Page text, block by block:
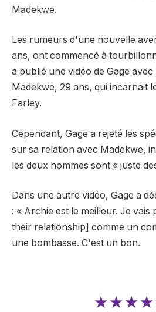
Madekwe.
Les rumeurs d'une nouvelle
ans, ont commencé à
a publié une vidéo de Gage
Madekwe, 29 ans, qui incarnait
Farley.
Cependant, Gage a rejeté les
sur sa relation avec Madekwe,
les deux hommes sont « juste
Dans une autre vidéo, Gage a
: « Archie est le meilleur. Je
their relationship] comme un
une bombasse. C'est un bon.